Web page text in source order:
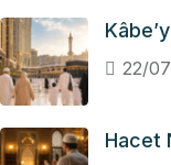
22/
Hacet